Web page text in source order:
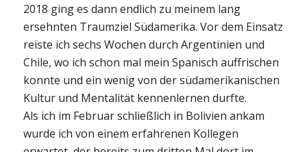
2018 ging es dann endlich zu meinem lang
ersehnten Traumziel Südamerika. Vor dem Einsatz
reiste ich sechs Wochen durch Argentinien und
Chile, wo ich schon mal mein Spanisch auffrischen
konnte und ein wenig von der südamerikanischen
Kultur und Mentalität kennenlernen durfte.
Als ich im Februar schließlich in Bolivien ankam
wurde ich von einem erfahrenen Kollegen